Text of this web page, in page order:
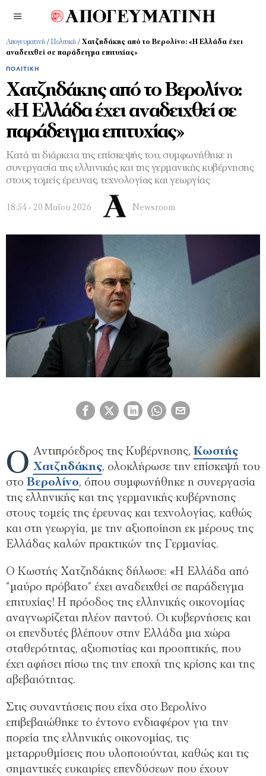
Απογευματινή / Πολιτική / Χατζηδάκης από το Βερολίνο: «Η Ελλάδα έχει
αναδειχθεί σε παράδειγμα επιτυχίας»
ΠΟΛΙΤΙΚΉ
Χατζηδάκης από το Βερολίνο:
«Η Ελλάδα έχει αναδειχθεί σε
παράδειγμα επιτυχίας»
Κατά τη διάρκεια της επίσκεψής του, συμφωνήθηκε η
συνεργασία της ελληνικής και της γερμανικής κυβέρνησης
στους τομείς έρευνας, τεχνολογίας και γεωργίας
18:54 - 20 Μαΐου 2026 Newsroom
Ο Αντιπρόεδρος της Κυβέρνησης, Κωστής
Χατζηδάκης, ολοκλήρωσε την επίσκεψή του
στο Βερολίνο, όπου συμφωνήθηκε η συνεργασία
της ελληνικής και της γερμανικής κυβέρνησης
στους τομείς της έρευνας και τεχνολογίας, καθώς
και στη γεωργία, με την αξιοποίηση εκ μέρους της
Ελλάδας καλών πρακτικών της Γερμανίας.
Ο Κωστής Χατζηδάκης δήλωσε: «Η Ελλάδα από
“μαύρο πρόβατο” έχει αναδειχθεί σε παράδειγμα
επιτυχίας! Η πρόοδος της ελληνικής οικονομίας
αναγνωρίζεται πλέον παντού. Οι κυβερνήσεις και
οι επενδυτές βλέπουν στην Ελλάδα μια χώρα
σταθερότητας, αξιοπιστίας και προοπτικής, που
έχει αφήσει πίσω της την εποχή της κρίσης και της
αβεβαιότητας.
Στις συναντήσεις που είχα στο Βερολίνο
επιβεβαιώθηκε το έντονο ενδιαφέρον για την
πορεία της ελληνικής οικονομίας, τις
μεταρρυθμίσεις που υλοποιούνται, καθώς και τις
σημαντικές ευκαιρίες επενδύσεων που έχουν